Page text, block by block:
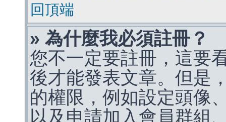
回頂端
» 為什麼我必須註冊？
您不一定要註冊，這要
後才能發表文章。但是
的權限，例如設定頭像
以及申請加入會員群組